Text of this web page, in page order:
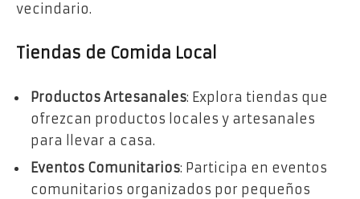
vecindario.
Tiendas de Comida Local
Productos Artesanales: Explora tiendas que
ofrezcan productos locales y artesanales
para llevar a casa.
Eventos Comunitarios: Participa en eventos
comunitarios organizados por pequeños